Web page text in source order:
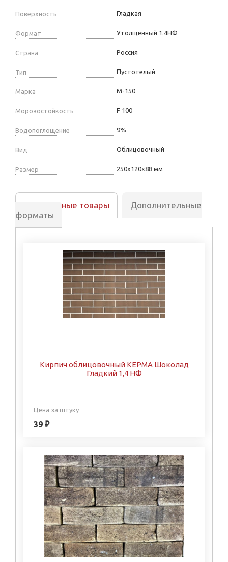
Поверхность Гладкая
Формат Утолщенный 1.4НФ
Страна Россия
Тип Пустотелый
Марка М-150
Морозостойкость F 100
Водопоглощение 9%
Вид Облицовочный
Размер 250х120х88 мм
Аналогичные товары
Дополнительные
форматы
Кирпич облицовочный КЕРМА Шоколад
Гладкий 1,4 НФ
Цена за штуку
39 ₽